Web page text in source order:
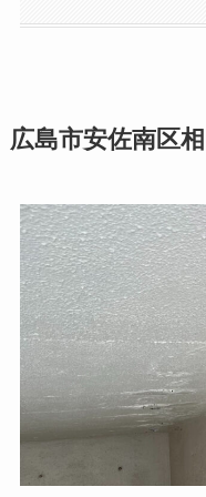
広島市安佐南区